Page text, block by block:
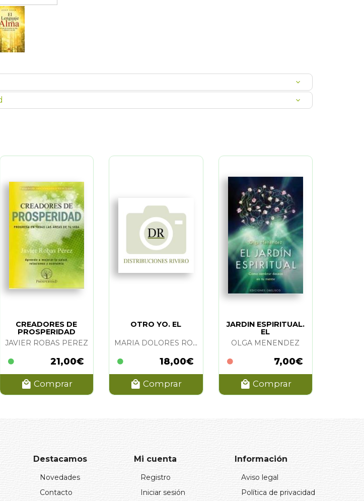
CREADORES DE
PROSPERIDAD
JAVIER ROBAS PEREZ
21,00€
Comprar
OTRO YO. EL
MARIA DOLORES ROJAS
18,00€
Comprar
JARDIN ESPIRITUAL.
EL
OLGA MENENDEZ
7,00€
Comprar
Destacamos
Novedades
Contacto
Mi cuenta
Registro
Iniciar sesión
Información
Aviso legal
Política de privacidad